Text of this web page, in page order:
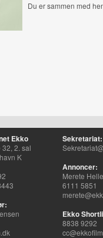
Du er sammen med
Ekko
2. sal
K
Sekretariat:
Annoncer:
Merete
6111 5851
Ekko
8838 9292